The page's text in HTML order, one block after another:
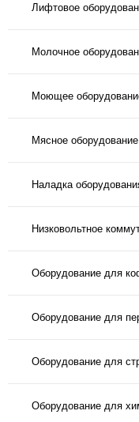
Лифтовое
Молочное
Моющее
Мясное оборудование
Наладка
Низковольтное
Оборудование для
Оборудование для
Оборудование для
Оборудование для